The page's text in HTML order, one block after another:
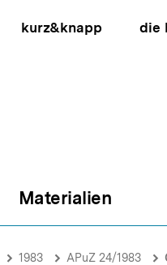
kurz&knapp die
Materialien
1983 APuZ 24/1983